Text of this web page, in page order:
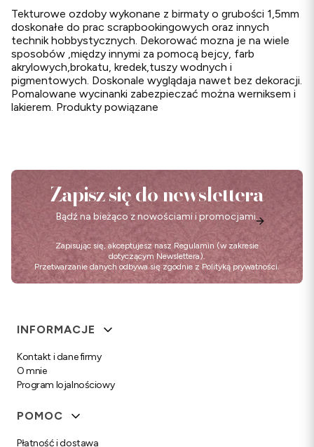
Tekturowe ozdoby wykonane z birmaty o grubości 1,5mm
doskonałe do prac scrapbookingowych oraz innych
technik hobbystycznych. Dekorować mozna je na wiele
sposobów ,między innymi za pomocą bejcy, farb
akrylowych,brokatu, kredek,tuszy wodnych i
pigmentowych. Doskonale wyglądaja nawet bez dekoracji.
Pomalowane wycinanki zabezpieczać można werniksem i
lakierem. Produkty powiązane
Zapisz się do newslettera
Bądź na bieżąco z nowościami i promocjami.
Zapisując się, akceptujesz nasz Regulamin (w zakresie
dotyczącym Newslettera).
Przetwarzanie danych odbywa się zgodnie z Polityką prywatności.
Linki w stopce
INFORMACJE
Kontakt i dane firmy
O mnie
Program lojalnościowy
POMOC
Płatność i dostawa